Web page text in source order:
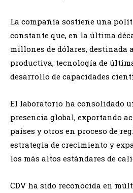
La compañía sostiene una
constante que, en la última
millones de dólares, destinada
productiva, tecnología de
desarrollo de capacidades
El laboratorio ha consolidado
presencia global, exportando
países y otros en proceso de
estrategia de crecimiento y
los más altos estándares de
CDV ha sido reconocida en